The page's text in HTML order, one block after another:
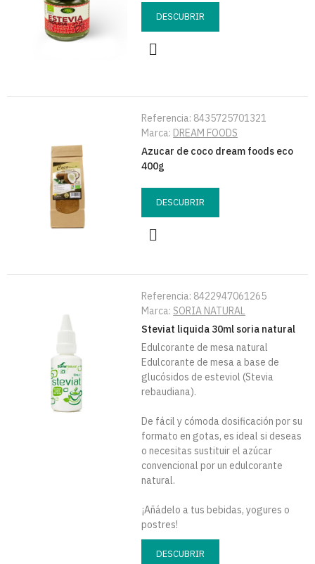
DESCUBRIR
Referencia: 8435725701321
Marca: DREAM FOODS
Azucar de coco dream foods eco
400g
DESCUBRIR
Referencia: 8422947061265
Marca: SORIA NATURAL
Steviat liquida 30ml soria natural
Edulcorante de mesa natural
Edulcorante de mesa a base de
glucósidos de esteviol (Stevia
rebaudiana).
De fácil y cómoda dosificación por su
formato en gotas, es ideal si deseas
o necesitas sustituir el azúcar
convencional por un edulcorante
natural.
¡Añádelo a tus bebidas, yogures o
postres!
DESCUBRIR